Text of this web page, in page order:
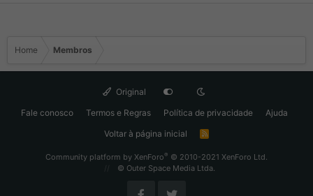
Home Membros
Original
Fale conosco
Termos e Regras Política de privacidade
Ajuda
Voltar à página inicial
R
Community platform by XenForo® © 2010-2021 XenForo Ltd.
© Outer Space Media Ltda.